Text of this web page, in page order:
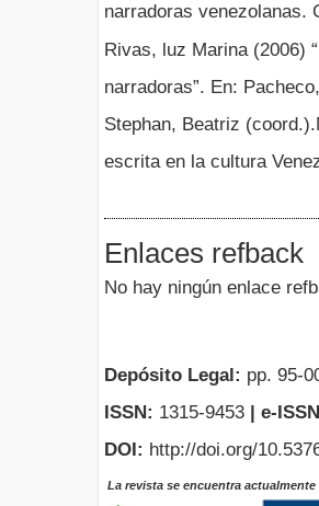
narradoras venezolanas.
Rivas, luz Marina (2006)
narradoras”. En:
Stephan, Beatriz
escrita en la cultura
Enlaces refback
No hay ningún enlace
Depósito Legal: pp. 95-
ISSN: 1315-9453 | e-
DOI: http://doi.org/
La revista se encuentra